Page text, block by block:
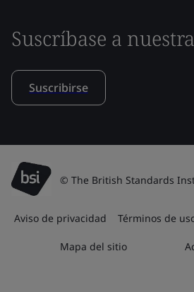
Suscríbase a
Suscribirse
© The British Standards
Aviso de privacidad Términos de
Mapa del sitio